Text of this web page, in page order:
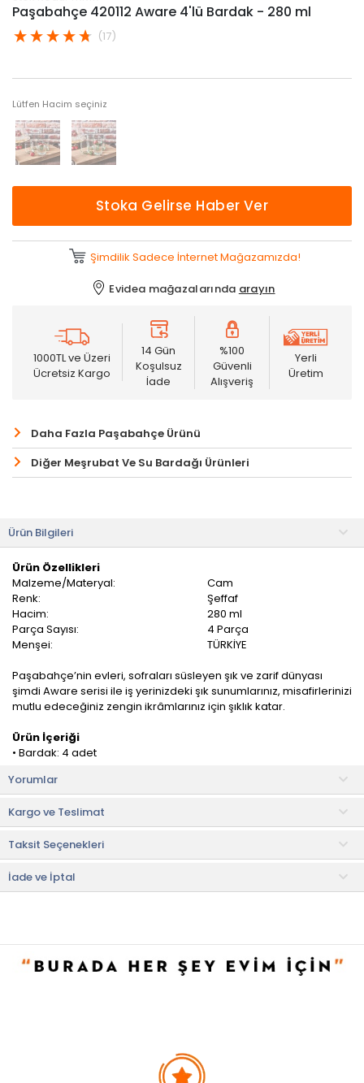
Paşabahçe 420112 Aware 4'lü Bardak - 280 ml
(17)
Lütfen Hacim seçiniz
Stoka Gelirse Haber Ver
Şimdilik Sadece İnternet Mağazamızda!
Evidea mağazalarında arayın
1000TL ve Üzeri
Ücretsiz Kargo
14 Gün
Koşulsuz
İade
%100
Güvenli
Alışveriş
Yerli
Üretim
Daha Fazla Paşabahçe Ürünü
Diğer Meşrubat Ve Su Bardağı Ürünleri
Ürün Bilgileri
Ürün Özellikleri
Malzeme/Materyal:
Cam
Renk:
Şeffaf
Hacim:
280 ml
Parça Sayısı:
4 Parça
Menşei:
TÜRKİYE
Paşabahçe’nin evleri, sofraları süsleyen şık ve zarif dünyası
şimdi Aware serisi ile iş yerinizdeki şık sunumlarınız, misafirlerinizi
mutlu edeceğiniz zengin ikrâmlarınız için şıklık katar.
Ürün İçeriği
• Bardak: 4 adet
Kullanım ve Bakım Bilgileri
• Bulaşık makinesinde yıkanması uygundur.
• Not:Bu fiyat perakende satışlar için belirlenmiştir. Toplu alımlar
Evidea tarafından incelenecek ve uygun bulunmayan siparişler
iptal edilecektir.
Yorumlar
Kargo ve Teslimat
Taksit Seçenekleri
İade ve İptal